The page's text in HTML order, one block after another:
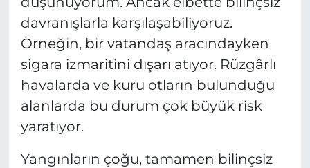
davranışlarla karşılaşabiliyoruz.
Örneğin, bir vatandaş aracındayken
sigara izmaritini dışarı atıyor. Rüzgârlı
havalarda ve kuru otların bulunduğu
alanlarda bu durum çok büyük risk
yaratıyor.
Yangınların çoğu, tamamen bilinçsiz